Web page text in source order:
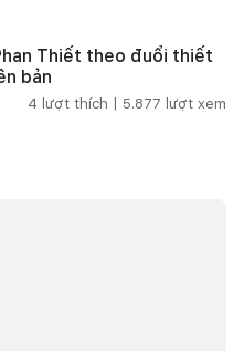
Thiết theo đuổi thiết
bản
4 lượt thích | 5.877 lượt xem